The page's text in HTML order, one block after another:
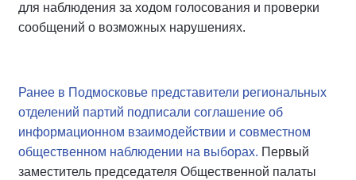
для наблюдения за ходом голосования и проверки
сообщений о возможных нарушениях.
Ранее в Подмосковье представители региональных
отделений партий подписали соглашение об
информационном взаимодействии и совместном
общественном наблюдении на выборах. Первый
заместитель председателя Общественной палаты